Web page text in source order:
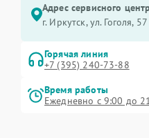
Адрес сервисного
г. Иркутск, ул. ​Гоголя, 57
Горячая линия
+7 (395) 240-73-88
Время работы
Ежедневно с 9:00 до